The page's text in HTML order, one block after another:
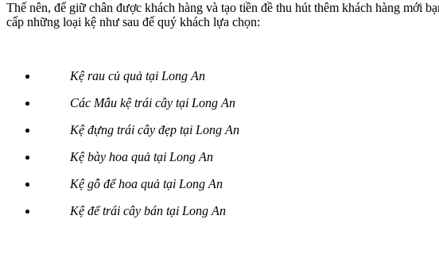
Thế nên, để giữ chân được khách hàng và tạo tiền đề thu hút thêm khách hàng mới
cấp những loại kệ như sau để quý khách lựa chọn:
Kệ rau củ quả tại Long An
Các Mẫu kệ trái cây tại Long An
Kệ đựng trái cây đẹp tại Long An
Kệ bày hoa quả tại Long An
Kệ gỗ để hoa quả tại Long An
Kệ để trái cây bán tại Long An